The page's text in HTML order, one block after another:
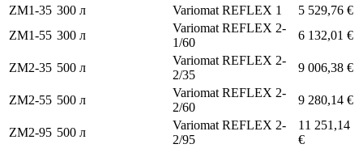
ZM1-35 300 л Variomat REFLEX 1
5 529,76 €
ZM1-55 300 л
Variomat REFLEX 2-
1/60
6 132,01 €
ZM2-35 500 л
Variomat REFLEX 2-
2/35
9 006,38 €
ZM2-55 500 л
Variomat REFLEX 2-
2/60
9 280,14 €
ZM2-95 500 л
Variomat REFLEX 2-
2/95
11 251,14
€